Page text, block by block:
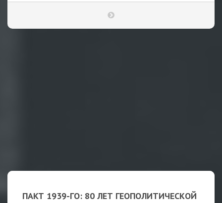
ПАКТ 1939-ГО: 80 ЛЕТ ГЕОПОЛИТИЧЕСКОЙ